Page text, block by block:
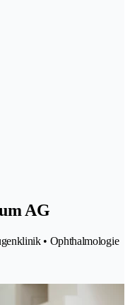
AG
• Ophthalmologie